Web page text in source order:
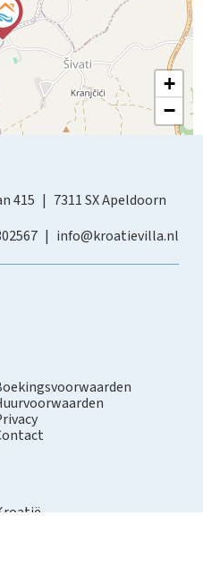
+
−
415
7311 SX Apeldoorn
info@kroatievilla.nl